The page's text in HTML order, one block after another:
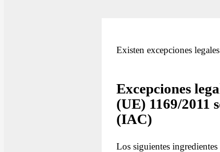
Existen excepciones
Excepciones
(UE) 1169/
(IAC)
Los siguientes